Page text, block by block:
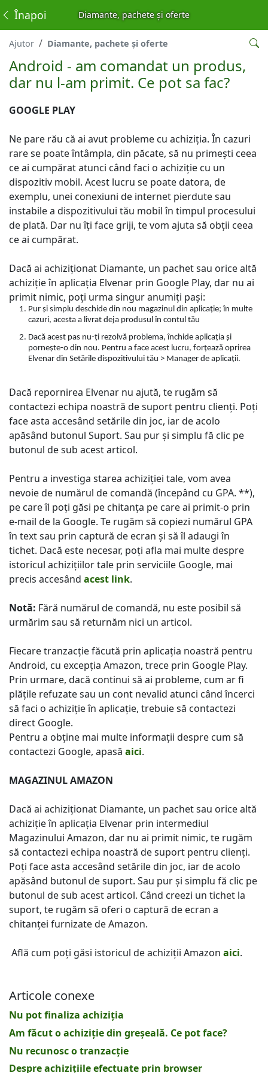
Diamante, pachete și oferte
Înapoi
Ajutor Diamante, pachete și oferte
Android - am comandat un produs,
dar nu l-am primit. Ce pot sa fac?
GOOGLE PLAY
Ne pare rău că ai avut probleme cu achiziția. În cazuri
rare se poate întâmpla, din păcate, să nu primești ceea
ce ai cumpărat atunci când faci o achiziție cu un
dispozitiv mobil. Acest lucru se poate datora, de
exemplu, unei conexiuni de internet pierdute sau
instabile a dispozitivului tău mobil în timpul procesului
de plată. Dar nu îți face griji, te vom ajuta să obții ceea
ce ai cumpărat.
Dacă ai achiziționat Diamante, un pachet sau orice altă
achiziție în aplicația Elvenar prin Google Play, dar nu ai
primit nimic, poți urma singur anumiți pași:
Pur și simplu deschide din nou magazinul din aplicație; în multe
cazuri, acesta a livrat deja produsul în contul tău
Dacă acest pas nu-ți rezolvă problema, închide aplicația și
pornește-o din nou. Pentru a face acest lucru, forțează oprirea
Elvenar din Setările dispozitivului tău > Manager de aplicații.
Dacă repornirea Elvenar nu ajută, te rugăm să
contactezi echipa noastră de suport pentru clienți. Poți
face asta accesând setările din joc, iar de acolo
apăsând butonul Suport. Sau pur și simplu fă clic pe
butonul de sub acest articol.
Pentru a investiga starea achiziției tale, vom avea
nevoie de numărul de comandă (începând cu GPA. **),
pe care îl poți găsi pe chitanța pe care ai primit-o prin
e-mail de la Google. Te rugăm să copiezi numărul GPA
în text sau prin captură de ecran și să îl adaugi în
tichet. Dacă este necesar, poți afla mai multe despre
istoricul achizițiilor tale prin serviciile Google, mai
precis accesând acest link.
Notă: Fără numărul de comandă, nu este posibil să
urmărim sau să returnăm nici un articol.
Fiecare tranzacție făcută prin aplicația noastră pentru
Android, cu excepția Amazon, trece prin Google Play.
Prin urmare, dacă continui să ai probleme, cum ar fi
plățile refuzate sau un cont nevalid atunci când încerci
să faci o achiziție în aplicație, trebuie să contactezi
direct Google.
Pentru a obține mai multe informații despre cum să
contactezi Google, apasă aici.
MAGAZINUL AMAZON
Dacă ai achiziționat Diamante, un pachet sau orice altă
achiziție în aplicația Elvenar prin intermediul
Magazinului Amazon, dar nu ai primit nimic, te rugăm
să contactezi echipa noastră de suport pentru clienți.
Poți face asta accesând setările din joc, iar de acolo
apăsând butonul de suport. Sau pur și simplu fă clic pe
butonul de sub acest articol. Când creezi un tichet la
suport, te rugăm să oferi o captură de ecran a
chitanței furnizate de Amazon.
Află cum poți găsi istoricul de achiziții Amazon aici.
Articole conexe
Nu pot finaliza achiziția
Am făcut o achiziție din greșeală. Ce pot face?
Nu recunosc o tranzacție
Despre achizițiile efectuate prin browser